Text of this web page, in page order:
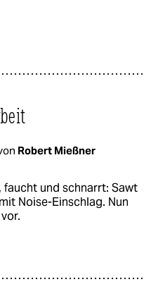
Robert Mießner
und schnarrt: Sawt
Noise-Einschlag. Nun